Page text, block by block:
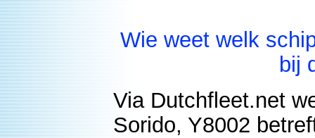
Wie weet welk
bij
Via Dutchfleet.net
Sorido, Y8002